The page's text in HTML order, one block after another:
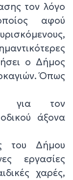
τον λόγο
αφού
ο Δήμος
Όπως
για τον
άξονα
του Δήμου
εργασίες
χαρές,